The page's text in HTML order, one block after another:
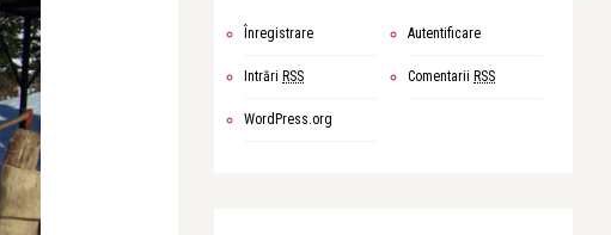
Înregistrare Autentificare
Intrări RSS Comentarii RSS
WordPress.org